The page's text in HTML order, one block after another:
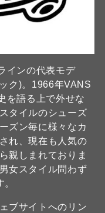
インの代表モデ
ク)。1966年VANS
を語る上で外せな
タイルのシューズ
ズン毎に様々なカ
れ、現在も人気の
親しまれておりま
女スタイル問わず
ブサイトへのリン